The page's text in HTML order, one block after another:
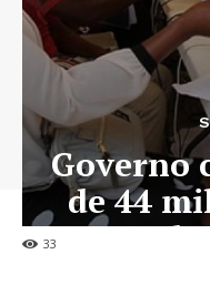
33
Governo
de 44